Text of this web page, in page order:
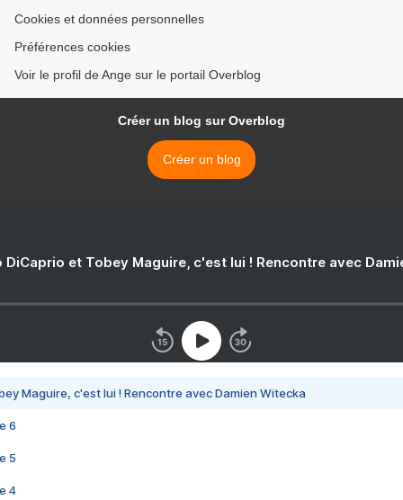
Cookies et données personnelles
Préférences cookies
Voir le profil de Ange sur le portail Overblog
Créer un blog sur Overblog
Créer un blog
DiCaprio et Tobey Maguire, c'est lui ! Rencontre avec
Maguire, c'est lui ! Rencontre avec Damien Witecka
6
5
4